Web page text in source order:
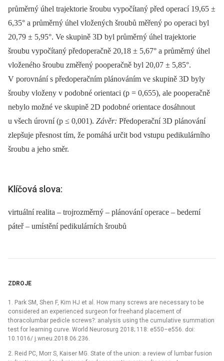
průměrný úhel trajektorie šroubu vypočítaný před operací 19,65 ±
6,35° a průměrný úhel vložených šroubů měřený po operaci byl
20,79 ± 5,95°. Ve skupině 3D byl průměrný úhel trajektorie
šroubu vypočítaný předoperačně 20,18 ± 5,67° a průměrný úhel
vloženého šroubu změřený pooperačně byl 20,07 ± 5,85°.
V porovnání s předoperačním plánováním ve skupině 3D byly
šrouby vloženy v podobné orientaci (p = 0,655), ale pooperačně
nebylo možné ve skupině 2D podobné orientace dosáhnout
u všech úrovní (p ≤ 0,001). Závěr: Předoperační 3D plánování
zlepšuje přesnost tím, že pomáhá určit bod vstupu pedikulárního
šroubu a jeho směr.
Klíčová slova:
virtuální realita – trojrozměrný – plánování operace – bederní
páteř – umístění pedikulárních šroubů
ZDROJE
1. Park SM, Shen F, Kim HJ et al. How many screws are necessary to be
considered an experienced surgeon for freehand placement of
thoracolumbar pedicle screws?: analysis using the cumulative summation
test for learning curve. World Neurosurg 2018; 118: e550–e556. doi:
10.1016/ j.wneu.2018.06.236.
2. Reid PC, Morr S, Kaiser MG. State of the union: a review of lumbar fusion